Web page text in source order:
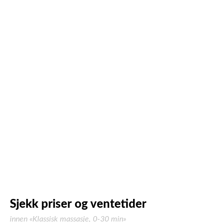
Sjekk priser og ventetider
innen «Klassisk massasje, 0-30 min»